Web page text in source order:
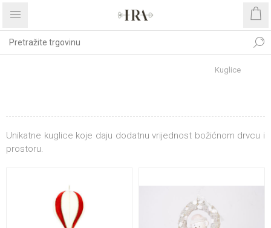
Kuglice
Unikatne kuglice koje daju dodatnu vrijednost božićnom drvcu i
prostoru.